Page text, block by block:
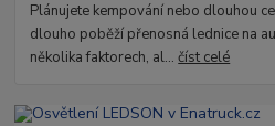
Plánujete kempování nebo dlouhou
dlouho poběží přenosná lednice na
několika faktorech, al...číst celé